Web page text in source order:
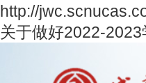
http://
关于做好2022-